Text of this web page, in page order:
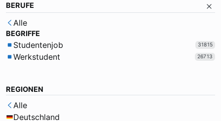
BERUFE
Alle
BEGRIFFE
Studentenjob 31815
Werkstudent 26713
REGIONEN
Alle
Deutschland